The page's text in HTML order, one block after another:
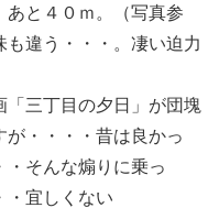
あと４０ｍ。（写真参
違う・・・。凄い迫力
三丁目の夕日」が団塊
・・・・昔は良かっ
・そんな煽りに乗っ
・宜しくない